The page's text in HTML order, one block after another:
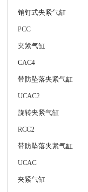
销钉式夹紧气缸
PCC
夹紧气缸
CAC4
带防坠落夹紧气缸
UCAC2
旋转夹紧气缸
RCC2
带防坠落夹紧气缸
UCAC
夹紧气缸